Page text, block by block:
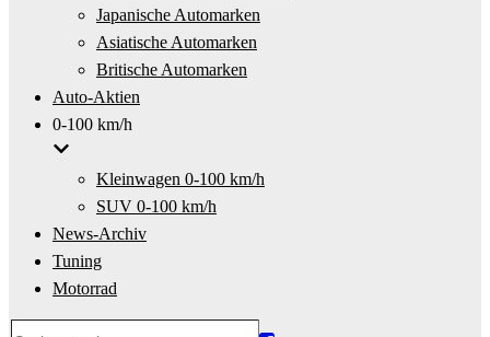
Japanische Automarken
Asiatische Automarken
Britische Automarken
Auto-Aktien
0-100 km/h
Kleinwagen 0-100 km/h
SUV 0-100 km/h
News-Archiv
Tuning
Motorrad